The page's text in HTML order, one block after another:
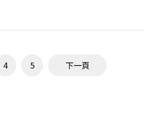
日（一）前掛號寄出報名資料（以郵
繳費後1小時再查）：第
7UMyTcCB2QByLkdQ8申請停車登記
4 5 下一頁